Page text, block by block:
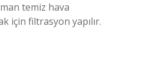
temiz hava
için filtrasyon yapılır.